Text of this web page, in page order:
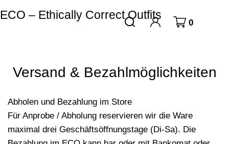
0
ECO – Ethically Correct Outfits
Versand & Bezahlmöglichkeiten
Abholen und Bezahlung im Store
Für Anprobe / Abholung reservieren wir die Ware
maximal drei Geschäftsöffnungstage (Di-Sa). Die